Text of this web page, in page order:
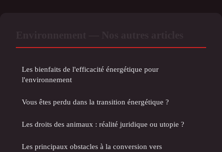
Les bienfaits de l'efficacité énergétique pour
l'environnement
Vous êtes perdu dans la transition énergétique ?
Les droits des animaux : réalité juridique ou utopie ?
Les principaux obstacles à la conversion vers